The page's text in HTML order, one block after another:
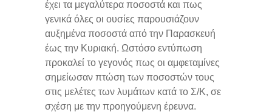
έχει τα μεγαλύτερα ποσοστά και πως
γενικά όλες οι ουσίες παρουσιάζουν
αυξημένα ποσοστά από την Παρασκευή
έως την Κυριακή. Ωστόσο εντύπωση
προκαλεί το γεγονός πως οι αμφεταμίνες
σημείωσαν πτώση των ποσοστών τους
στις μελέτες των λυμάτων κατά το Σ/Κ, σε
σχέση με την προηγούμενη έρευνα.